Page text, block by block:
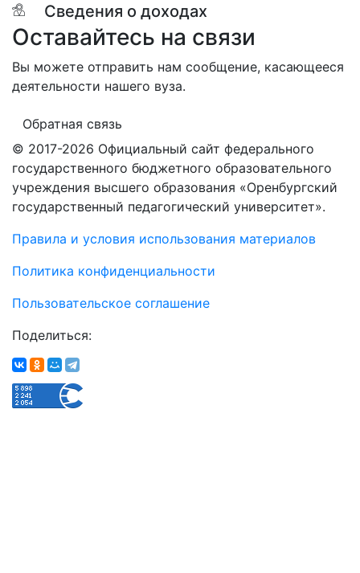
Сведения о доходах
Оставайтесь на связи
Вы можете отправить нам сообщение, касающееся
деятельности нашего вуза.
Обратная связь
© 2017-2026 Официальный сайт федерального
государственного бюджетного образовательного
учреждения высшего образования «Оренбургский
государственный педагогический университет».
Правила и условия использования материалов
Политика конфиденциальности
Пользовательское соглашение
Поделиться: